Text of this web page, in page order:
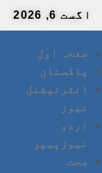
اگست 6, 2026
صفحہ اول
پاکستان
انٹرنیشنل
نیوز
اردو
نیوزپیپر
صحت